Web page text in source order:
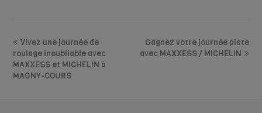
Vivez une journée de
roulage inoubliable avec
MAXXESS et MICHELIN à
MAGNY-COURS
Gagnez votre journée piste
avec MAXXESS / MICHELIN